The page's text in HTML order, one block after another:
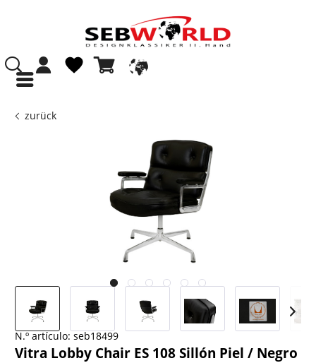
zurück
N.º artículo: seb18499
Vitra Lobby Chair ES 108 Sillón Piel / Negro